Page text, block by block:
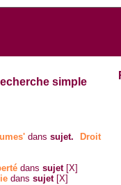
simple
danssujet.
Droit
danssujet [X]
danssujet [X]